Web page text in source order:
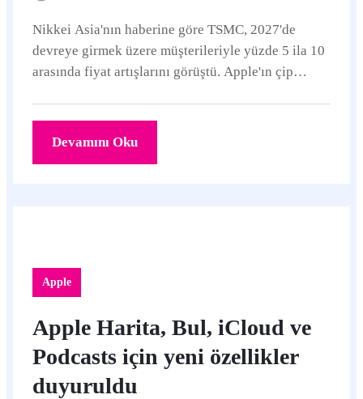
Nikkei Asia'nın haberine göre TSMC, 2027'de
devreye girmek üzere müşterileriyle yüzde 5 ila 10
arasında fiyat artışlarını görüştü. Apple'ın çip
gelmiyor.
Devamını Oku
Apple
Apple Harita, Bul, iCloud ve
Podcasts için yeni özellikler
duyuruldu